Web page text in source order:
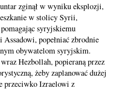
zginął w wyniku eksplozji,
w stolicy Syrii,
syryjskiemu
popełniać zbrodnie
obywatelom syryjskim.
Hezbollah, popieraną przez
żeby zaplanować dużej
przeciwko Izraelowi z